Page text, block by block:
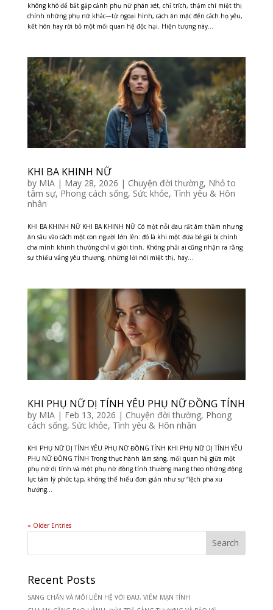
không khó để bắt gặp cảnh phụ nữ phán xét, chỉ trích, thậm chí miệt thị
chính những phụ nữ khác—từ ngoại hình, cách ăn mặc đến cách họ yêu,
kết hôn hay rời bỏ một mối quan hệ độc hại. Hiện tượng này...
KHI BA KHINH NỮ
by MIA| May 28, 2026 | Chuyện đời thường, Nhỏ to
tâm sự, Phong cách sống, Sức khỏe, Tình yêu & Hôn
nhân
KHI BA KHINH NỮ KHI BA KHINH NỮ Có một nỗi đau rất âm thầm nhưng
ăn sâu vào cách một con người lớn lên: đó là khi một đứa bé gái bị chính
cha mình khinh thường chỉ vì giới tính. Không phải ai cũng nhận ra rằng
sự thiếu vắng yêu thương, những lời nói miệt thị, hay...
KHI PHỤ NỮ DỊ TÍNH YÊU PHỤ NỮ ĐỒNG TÍNH
by MIA| Feb 13, 2026 | Chuyện đời thường, Phong
cách sống, Sức khỏe, Tình yêu & Hôn nhân
KHI PHỤ NỮ DỊ TÍNH YÊU PHỤ NỮ ĐỒNG TÍNH KHI PHỤ NỮ DỊ TÍNH YÊU
PHỤ NỮ ĐỒNG TÍNH Trong thực hành lâm sàng, mối quan hệ giữa một
phụ nữ dị tính và một phụ nữ đồng tính thường mang theo những động
lực tâm lý phức tạp, không thể hiểu đơn giản như sự “lệch pha xu
hướng...
« Older Entries
Recent Posts
SANG CHẤN VÀ MỐI LIÊN HỆ VỚI ĐAU, VIÊM MẠN TÍNH